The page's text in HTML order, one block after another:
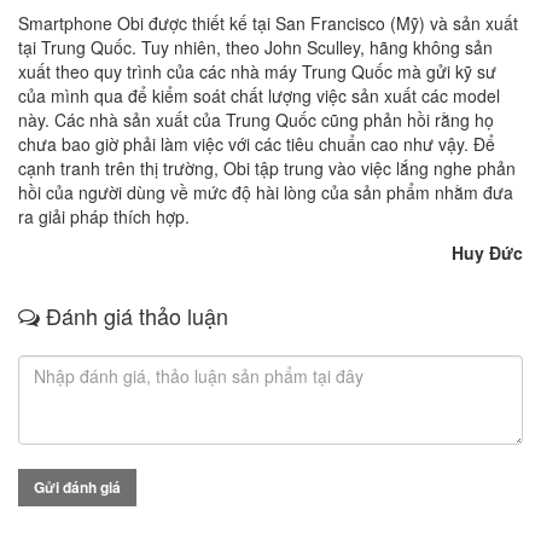
Smartphone Obi được thiết kế tại San Francisco (Mỹ) và sản xuất
tại Trung Quốc. Tuy nhiên, theo John Sculley, hãng không sản
xuất theo quy trình của các nhà máy Trung Quốc mà gửi kỹ sư
của mình qua để kiểm soát chất lượng việc sản xuất các model
này. Các nhà sản xuất của Trung Quốc cũng phản hồi rằng họ
chưa bao giờ phải làm việc với các tiêu chuẩn cao như vậy. Để
cạnh tranh trên thị trường, Obi tập trung vào việc lắng nghe phản
hồi của người dùng về mức độ hài lòng của sản phẩm nhằm đưa
ra giải pháp thích hợp.
Huy Đức
Đánh giá thảo luận
Gửi đánh giá